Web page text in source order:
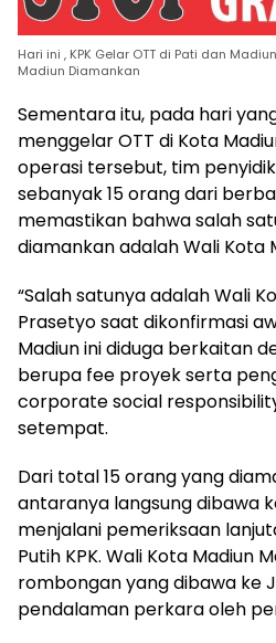
Hari ini , KPK Gelar OTT di Pati dan
Madiun Diamankan
Sementara itu, pada hari
menggelar OTT di Kota
operasi tersebut, tim
sebanyak 15 orang dari
memastikan bahwa salah
diamankan adalah Wali Kota
“Salah satunya adalah Wali
Prasetyo saat dikonfirmasi
Madiun ini diduga berkaitan
berupa fee proyek serta
corporate social
setempat.
Dari total 15 orang yang
antaranya langsung dibawa
menjalani pemeriksaan
Putih KPK. Wali Kota Madiun
rombongan yang dibawa ke
pendalaman perkara oleh